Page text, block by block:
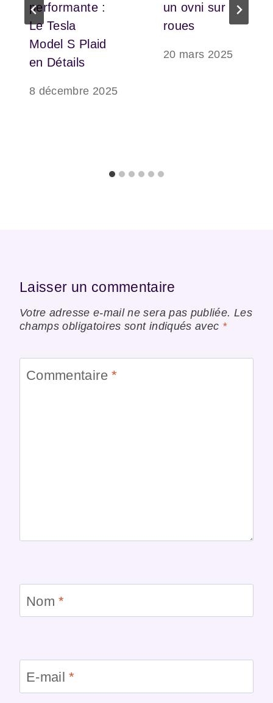
performante :
Le Tesla
Model S Plaid
en Détails
8 décembre 2025
un ovni sur
roues
20 mars 2025
Laisser un commentaire
Votre adresse e-mail ne sera pas publiée. Les
champs obligatoires sont indiqués avec *
Commentaire*
Nom*
E-mail*